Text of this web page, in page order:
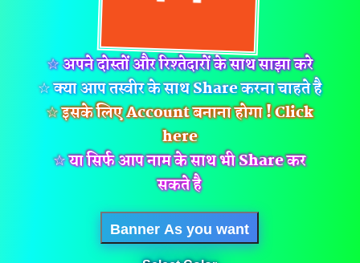
☆ अपने दोस्तों और रिश्तेदारों के साथ साझा करे
☆ क्या आप तस्वीर के साथ Share करना चाहते है
☆ इसके लिए Account बनाना होगा ! Click
here
☆ या सिर्फ आप नाम के साथ भी Share कर
सकते है
Banner As you want